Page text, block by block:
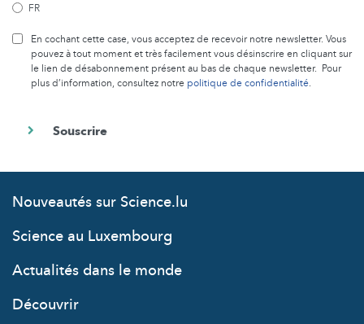
FR
En cochant cette case, vous acceptez de recevoir notre newsletter. Vous
pouvez à tout moment et très facilement vous désinscrire en cliquant sur
le lien de désabonnement présent au bas de chaque newsletter. Pour
plus d’information, consultez notre politique de confidentialité.
Nouveautés sur Science.lu
Science au Luxembourg
Actualités dans le monde
Découvrir